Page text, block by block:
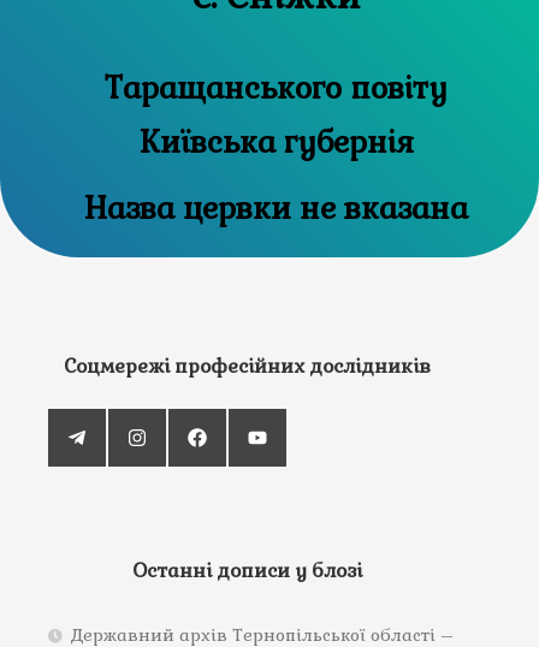
Таращанського повіту
Київська губернія
Назва цервки не вказана
Соцмережі професійних дослідників
Останні дописи у блозі
Державний архів Тернопільської області –